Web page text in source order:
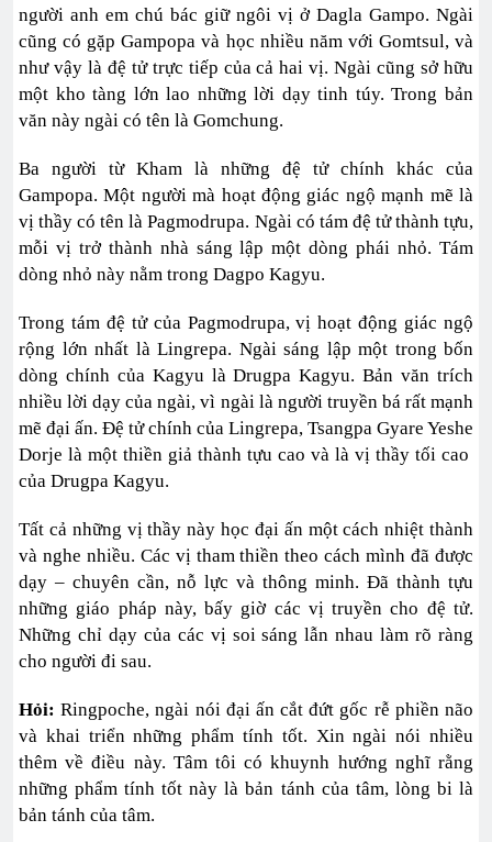
người anh em chú bác giữ ngôi vị ở Dagla Gampo. Ngài
cũng có gặp Gampopa và học nhiều năm với Gomtsul, và
như vậy là đệ tử trực tiếp của cả hai vị. Ngài cũng sở hữu
một kho tàng lớn lao những lời dạy tinh túy. Trong bản
văn này ngài có tên là Gomchung.
Ba người từ Kham là những đệ tử chính khác của
Gampopa. Một người mà hoạt động giác ngộ mạnh mẽ là
vị thầy có tên là Pagmodrupa. Ngài có tám đệ tử thành tựu,
mỗi vị trở thành nhà sáng lập một dòng phái nhỏ. Tám
dòng nhỏ này nằm trong Dagpo Kagyu.
Trong tám đệ tử của Pagmodrupa, vị hoạt động giác ngộ
rộng lớn nhất là Lingrepa. Ngài sáng lập một trong bốn
dòng chính của Kagyu là Drugpa Kagyu. Bản văn trích
nhiều lời dạy của ngài, vì ngài là người truyền bá rất mạnh
mẽ đại ấn. Đệ tử chính của Lingrepa, Tsangpa Gyare Yeshe
Dorje là một thiền giả thành tựu cao và là vị thầy tối cao
của Drugpa Kagyu.
Tất cả những vị thầy này học đại ấn một cách nhiệt thành
và nghe nhiều. Các vị tham thiền theo cách mình đã được
dạy – chuyên cần, nỗ lực và thông minh. Đã thành tựu
những giáo pháp này, bấy giờ các vị truyền cho đệ tử.
Những chỉ dạy của các vị soi sáng lẫn nhau làm rõ ràng
cho người đi sau.
Hỏi:Ringpoche, ngài nói đại ấn cắt đứt gốc rễ phiền não
và khai triển những phẩm tính tốt. Xin ngài nói nhiều
thêm về điều này. Tâm tôi có khuynh hướng nghĩ rằng
những phẩm tính tốt này là bản tánh của tâm, lòng bi là
bản tánh của tâm.